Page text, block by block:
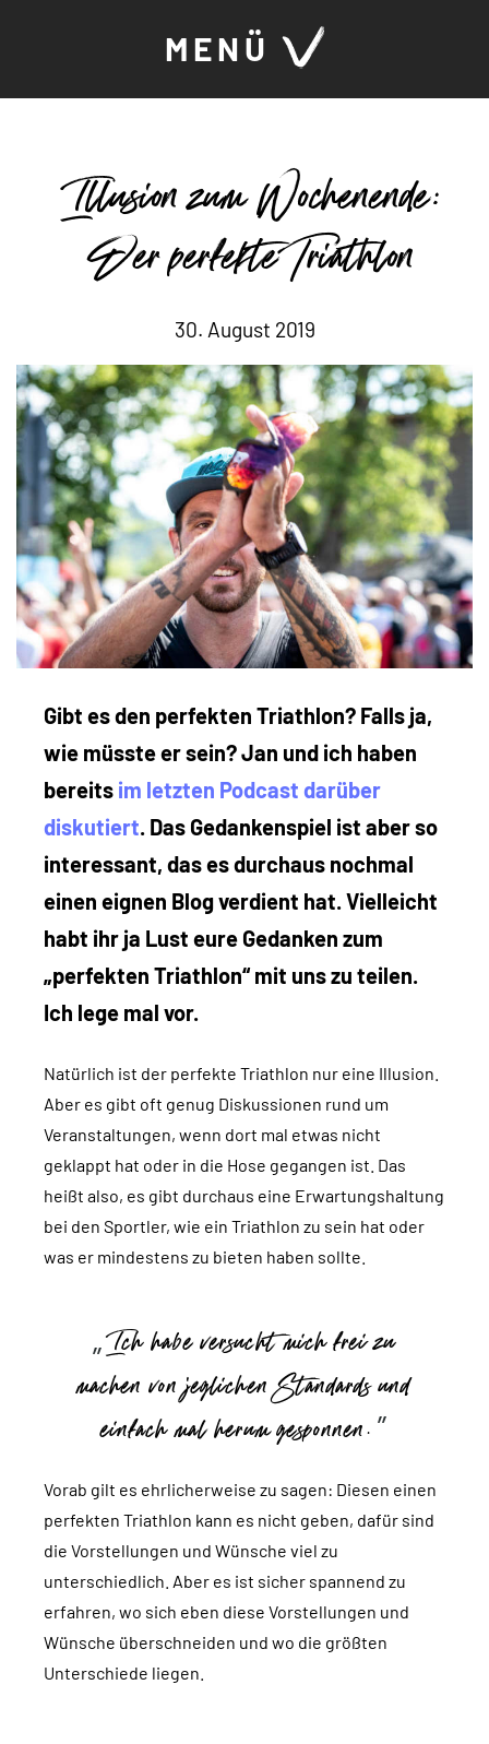
MENÜ
Illusion zum Wochenende:
Der perfekte Triathlon
30. August 2019
Gibt es den perfekten Triathlon? Falls ja,
wie müsste er sein? Jan und ich haben
bereits im letzten Podcast darüber
diskutiert. Das Gedankenspiel ist aber so
interessant, das es durchaus nochmal
einen eignen Blog verdient hat. Vielleicht
habt ihr ja Lust eure Gedanken zum
„perfekten Triathlon“ mit uns zu teilen.
Ich lege mal vor.
Natürlich ist der perfekte Triathlon nur eine Illusion.
Aber es gibt oft genug Diskussionen rund um
Veranstaltungen, wenn dort mal etwas nicht
geklappt hat oder in die Hose gegangen ist. Das
heißt also, es gibt durchaus eine Erwartungshaltung
bei den Sportler, wie ein Triathlon zu sein hat oder
was er mindestens zu bieten haben sollte.
Ich habe versucht mich frei zu
machen von jeglichen Standards und
einfach mal herum gesponnen.
Vorab gilt es ehrlicherweise zu sagen: Diesen einen
perfekten Triathlon kann es nicht geben, dafür sind
die Vorstellungen und Wünsche viel zu
unterschiedlich. Aber es ist sicher spannend zu
erfahren, wo sich eben diese Vorstellungen und
Wünsche überschneiden und wo die größten
Unterschiede liegen.